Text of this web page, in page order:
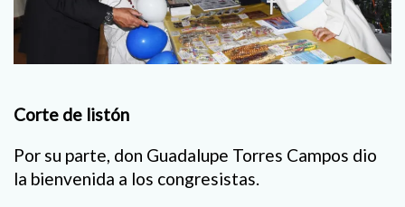
Corte de listón
Por su parte, don Guadalupe Torres Campos dio
la bienvenida a los congresistas.